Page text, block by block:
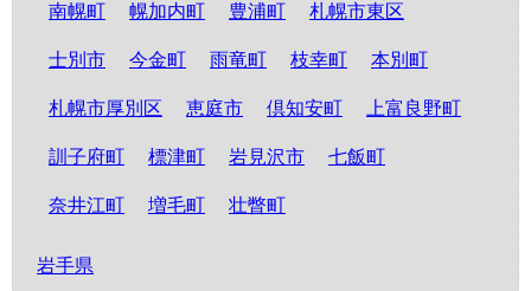
南幌町 幌加内町 豊浦町 札幌市東区
士別市 今金町 雨竜町 枝幸町 本別町
札幌市厚別区 恵庭市 倶知安町 上富良野町
訓子府町 標津町 岩見沢市 七飯町
奈井江町 増毛町 壮瞥町
岩手県